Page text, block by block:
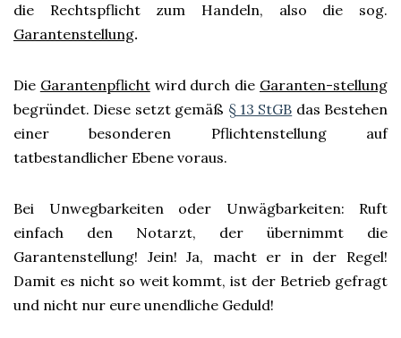
die Rechtspflicht zum Handeln, also die sog.
Garantenstellung.
Die Garantenpflichtwird durch die Garanten-stellung
begründet. Diese setzt gemäß § 13 StGB das Bestehen
einer besonderen Pflichtenstellung auf
tatbestandlicher Ebene voraus.
Bei Unwegbarkeiten oder Unwägbarkeiten: Ruft
einfach den Notarzt, der übernimmt die
Garantenstellung! Jein! Ja, macht er in der Regel!
Damit es nicht so weit kommt, ist der Betrieb gefragt
und nicht nur eure unendliche Geduld!